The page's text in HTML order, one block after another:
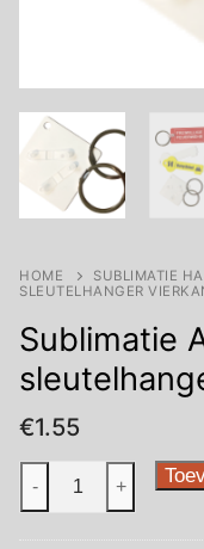
HOME SUBLIMATIE
SLEUTELHANGER
Sublimatie
€1.55
Sublimatie
- +